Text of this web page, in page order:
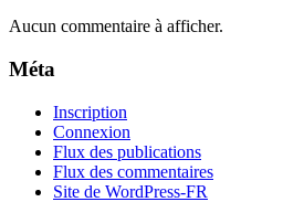
Aucun commentaire à afficher.
Méta
Inscription
Connexion
Flux des publications
Flux des commentaires
Site de WordPress-FR